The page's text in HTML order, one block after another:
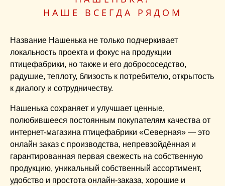
НАШЕ ВСЕГДА РЯДОМ
Название Нашенька не только подчеркивает
локальность проекта и фокус на продукции
птицефабрики, но также и его добрососедство,
радушие, теплоту, близость к потребителю, открытость
к диалогу и сотрудничеству.
Нашенька сохраняет и улучшает ценные,
полюбившееся постоянным покупателям качества от
интернет-магазина птицефабрики «Северная» — это
онлайн заказ с производства, непревзойдённая и
гарантированная первая свежесть на собственную
продукцию, уникальный собственный ассортимент,
удобство и простота онлайн-заказа, хорошие и